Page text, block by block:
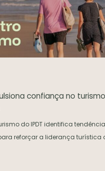
confiança no turismo
do IPDT identifica
reforçar a liderança turística